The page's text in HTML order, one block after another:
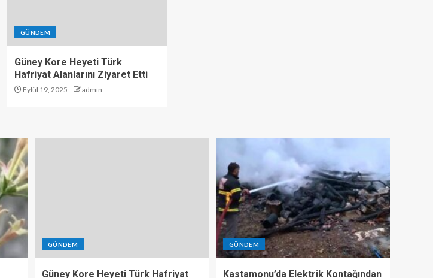
GÜNDEM
Güney Kore Heyeti Türk
Hafriyat Alanlarını Ziyaret Etti
Eylül 19, 2025 admin
GÜNDEM
Güney Kore Heyeti Türk Hafriyat
GÜNDEM
Kastamonu’da Elektrik Kontağından